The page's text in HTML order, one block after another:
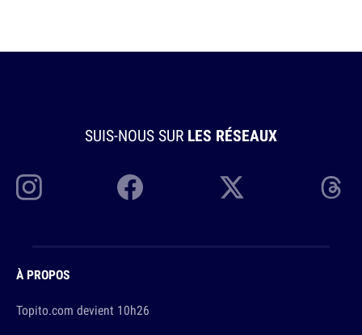
SUIS-NOUS SUR LES RÉSEAUX
À PROPOS
Topito.com devient 10h26